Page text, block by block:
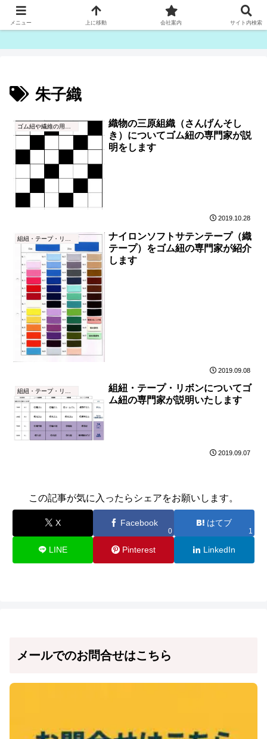
ゴム紐・平ゴム製造販売は津田産業直販部です
朱子織
織物の三原組織（さんげんそし
き）についてゴム紐の専門家が説
明をします
2019.10.28
組紐・テープ・リボン
ナイロンソフトサテンテープ（織
テープ）をゴム紐の専門家が紹介
します
2019.09.08
組紐・テープ・リボンについてゴ
ム紐の専門家が説明いたします
2019.09.07
この記事が気に入ったらシェアをお願いします。
X Facebook
0
はてブ
1
LINE Pinterest LinkedIn
メールでのお問合せはこちら
メニュー 上に移動 会社案内 サイト内検索